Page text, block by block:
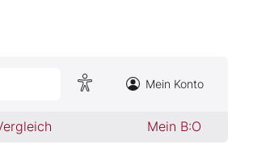
Mein Konto
Mein B:O